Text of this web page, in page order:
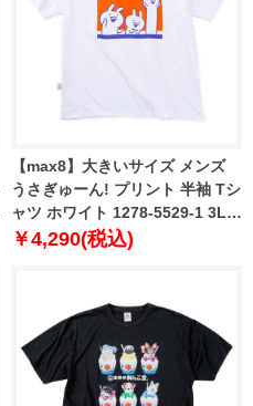
【max8】大きいサイズ メンズ
うさぎゅーん! プリント 半袖 Tシ
ャツ ホワイト 1278-5529-1 3L
4L 5L 6L 8L
￥4,290(税込)